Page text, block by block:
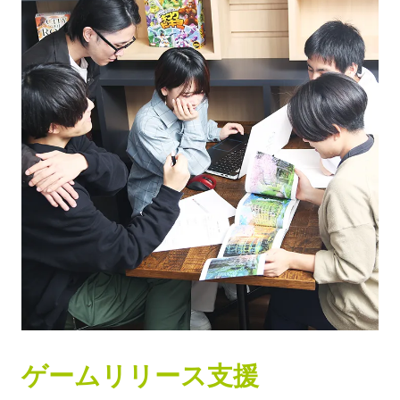
ゲームリリース支援